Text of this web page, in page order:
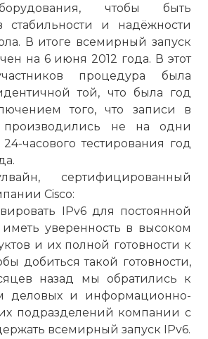
чтобы быть
и надёжности
В итоге всемирный запуск
на 6 июня 2012 года. В этот
процедура была
той, что была год
того, что записи в
производились не на одни
часового тестирования год
сертифицированный
Cisco:
IPv6 для постоянной
уверенность в высоком
и их полной готовности к
добиться такой готовности,
назад мы обратились к
деловых и информационно-
подразделений компании с
всемирный запуск IPv6.